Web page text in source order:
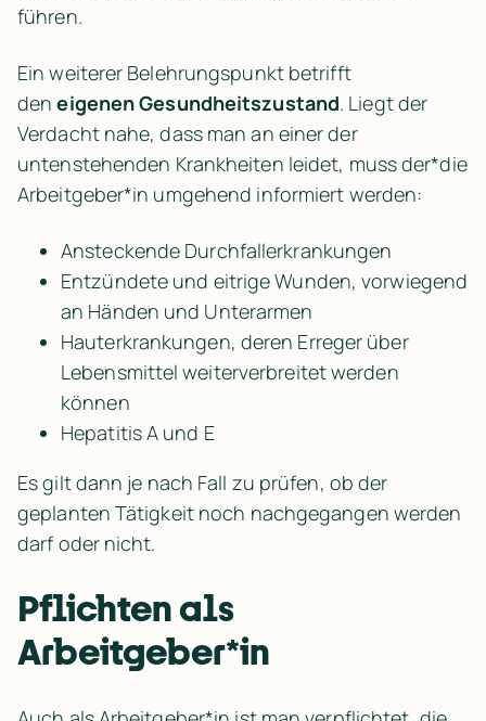
führen.
Ein weiterer Belehrungspunkt betrifft
den eigenen Gesundheitszustand. Liegt der
Verdacht nahe, dass man an einer der
untenstehenden Krankheiten leidet, muss der*die
Arbeitgeber*in umgehend informiert werden:
Ansteckende Durchfallerkrankungen
Entzündete und eitrige Wunden, vorwiegend
an Händen und Unterarmen
Hauterkrankungen, deren Erreger über
Lebensmittel weiterverbreitet werden
können
Hepatitis A und E
Es gilt dann je nach Fall zu prüfen, ob der
geplanten Tätigkeit noch nachgegangen werden
darf oder nicht.
Pflichten als
Arbeitgeber*in